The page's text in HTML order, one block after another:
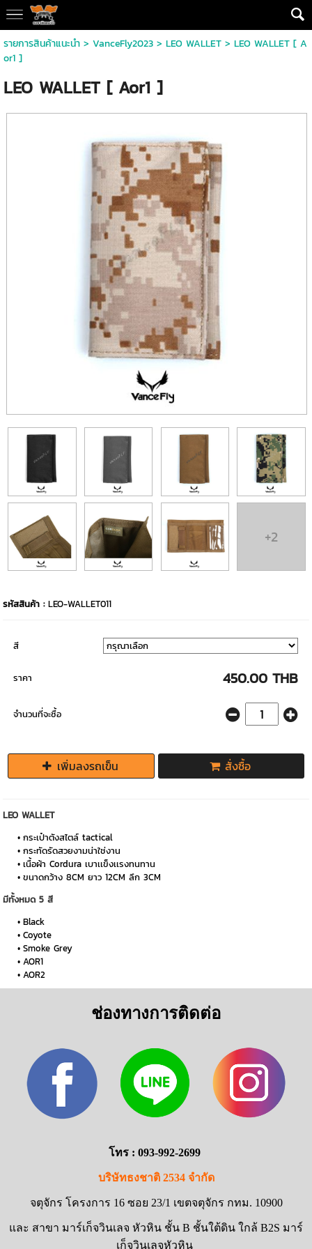
รายการสินค้าแนะนำ> VanceFly2023> LEO WALLET> LEO WALLET [ A
or1 ]
LEO WALLET [ Aor1 ]
+2
รหัสสินค้า :LEO-WALLET011
สี
ราคา 450.00 THB
จำนวนที่จะซื้อ
เพิ่มลงรถเข็น สั่งซื้อ
LEO WALLET
กระเป๋าตังสไตล์ tactical
กระทัดรัดสวยงามน่าใช่งาน
เนื้อผ้า Cordura เบาเเข็งเเรงทนทาน
ขนาดกว้าง 8CM ยาว 12CM ลึก 3CM
มีทั้งหมด 5 สี
Black
Coyote
Smoke Grey
AOR1
AOR2
ช่องทางการติดต่อ
โทร : 093-992-2699
บริษัทธงชาติ 2534 จำกัด
จตุจักร โครงการ 16 ซอย 23/1 เขตจตุจักร กทม. 10900
และ สาขา มาร์เก็จวินเลจ หัวหิน ชั้น B ชั้นใต้ดิน ใกล้ B2S มาร์
เก็จวินเลจหัวหิน